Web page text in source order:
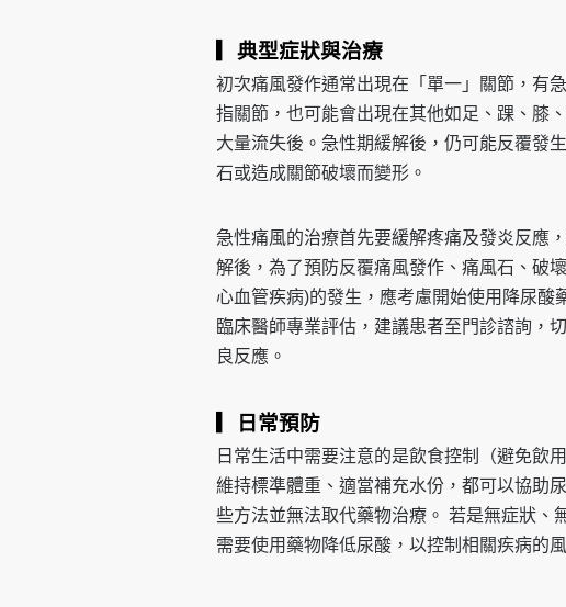
▎典型症狀與治療
初次痛風發作通常出現在「單一」關節，有
指關節，也可能會出現在其他如足、踝、膝
大量流失後。急性期緩解後，仍可能反覆發
石或造成關節破壞而變形。
急性痛風的治療首先要緩解疼痛及發炎反應
解後，為了預防反覆痛風發作、痛風石、破
心血管疾病)的發生，應考慮開始使用降尿
臨床醫師專業評估，建議患者至門診諮詢，
良反應。
▎日常預防
日常生活中需要注意的是飲食控制（避免飲
維持標準體重、適當補充水份，都可以協助
些方法並無法取代藥物治療。 若是無症狀、
需要使用藥物降低尿酸，以控制相關疾病的